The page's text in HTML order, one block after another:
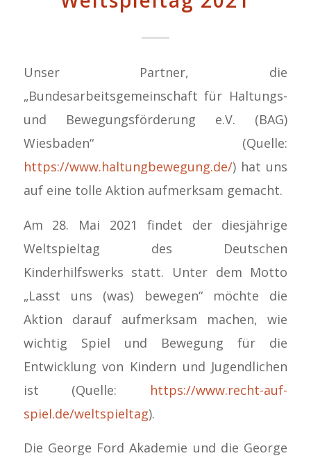
Unser Partner, die
„Bundesarbeitsgemeinschaft für Haltungs-
und Bewegungsförderung e.V. (BAG)
Wiesbaden“ (Quelle:
https://www.haltungbewegung.de/) hat uns
auf eine tolle Aktion aufmerksam gemacht.
Am 28. Mai 2021 findet der diesjährige
Weltspieltag des Deutschen
Kinderhilfswerks statt. Unter dem Motto
„Lasst uns (was) bewegen“ möchte die
Aktion darauf aufmerksam machen, wie
wichtig Spiel und Bewegung für die
Entwicklung von Kindern und Jugendlichen
ist (Quelle: https://www.recht-auf-
spiel.de/weltspieltag).
Die George Ford Akademie und die George